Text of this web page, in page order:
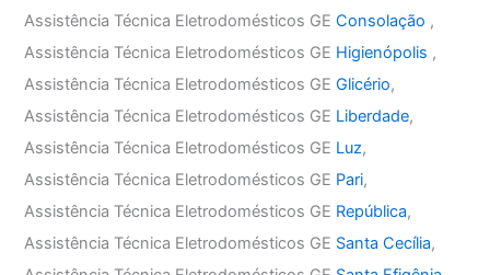
Assistência Técnica Eletrodomésticos GEConsolação ,
Assistência Técnica Eletrodomésticos GE Higienópolis ,
Assistência Técnica Eletrodomésticos GEGlicério,
Assistência Técnica Eletrodomésticos GE Liberdade,
Assistência Técnica Eletrodomésticos GE Luz,
Assistência Técnica Eletrodomésticos GE Pari,
Assistência Técnica Eletrodomésticos GE República,
Assistência Técnica Eletrodomésticos GE Santa Cecília,